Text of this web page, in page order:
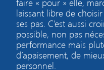
laissant libre de
ses pas. C’est aussi
possible, non pas
performance mais
d’apaisement, de
personnel.